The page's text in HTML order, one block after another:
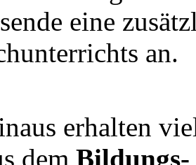
eine
an.
erhalten
dem Bildungs-